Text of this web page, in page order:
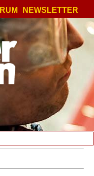
NEWSLETTER